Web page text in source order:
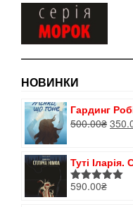
НОВИНКИ
Гардинг
500.00₴
Туті
Оцінено в
590.00₴